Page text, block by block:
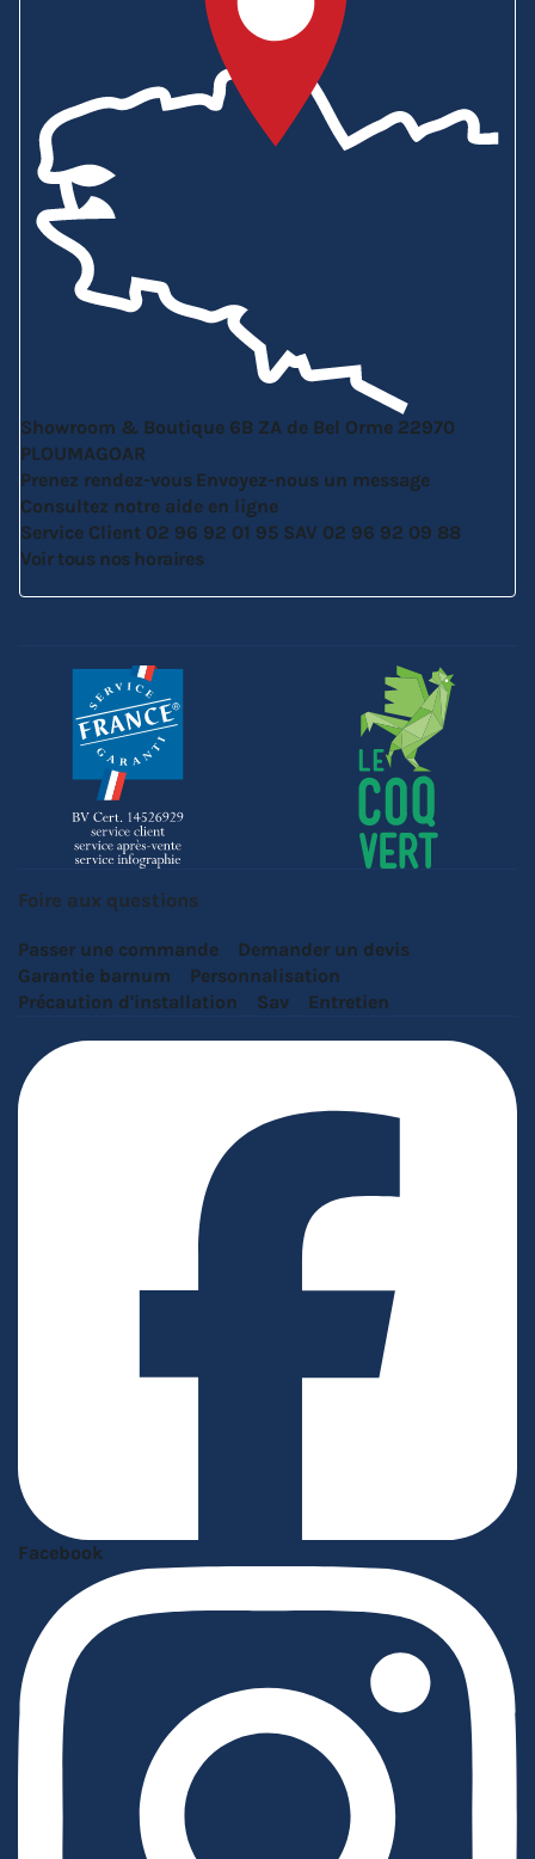
Showroom & Boutique 6B ZA de Bel Orme 22970
PLOUMAGOAR
Prenez rendez-vous Envoyez-nous un message
Consultez notre aide en ligne
Service Client 02 96 92 01 95 SAV 02 96 92 09 88
Voir tous nos horaires
Foire aux questions
Passer une commande
Demander un devis
Garantie barnum
Personnalisation
Précaution d'installation
Sav Entretien
Facebook